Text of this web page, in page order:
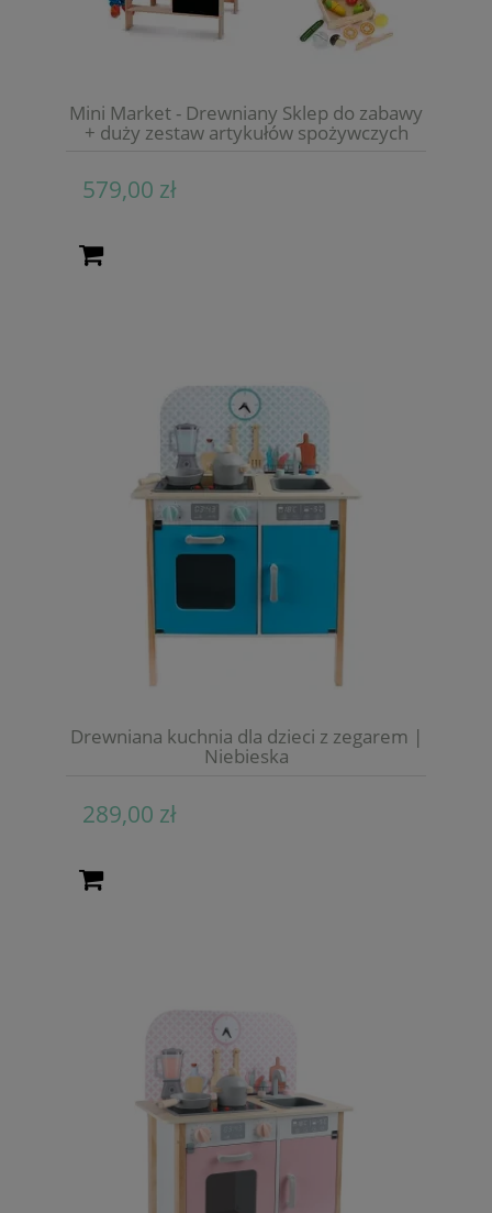
Mini Market - Drewniany Sklep do zabawy
+ duży zestaw artykułów spożywczych
579,00 zł
Drewniana kuchnia dla dzieci z zegarem |
Niebieska
289,00 zł